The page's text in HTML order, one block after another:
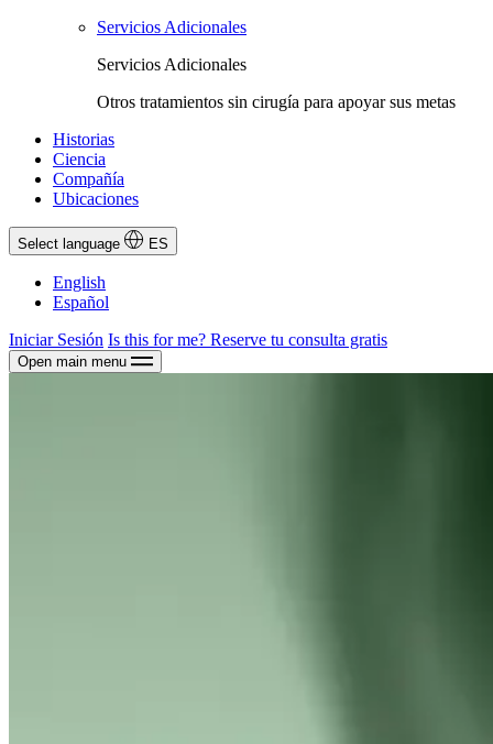
Servicios Adicionales
Servicios Adicionales
Otros tratamientos sin cirugía para apoyar sus metas
Historias
Ciencia
Compañía
Ubicaciones
Select language ES
English
Español
Iniciar Sesión Is this for me? Reserve tu consulta gratis
Open main menu